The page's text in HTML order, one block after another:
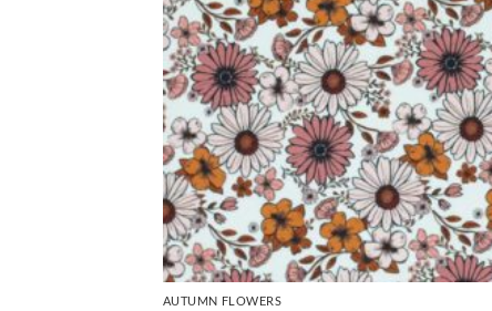
AUTUMN FLOWERS